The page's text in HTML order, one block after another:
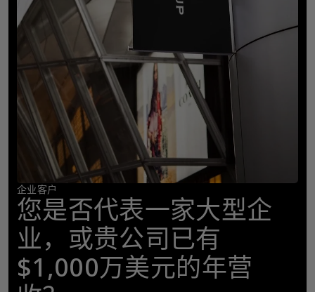
企业客户
您是否代表一家大型企
业，或贵公司已有
$1,000万美元的年营